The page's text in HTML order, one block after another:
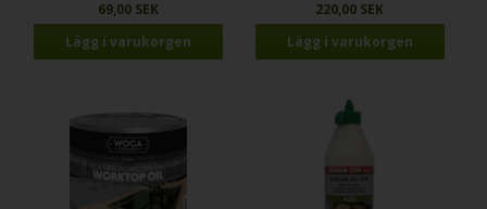
69,00 SEK 220,00 SEK